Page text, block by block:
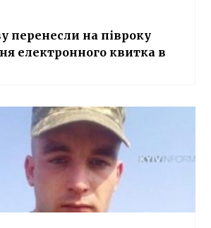
перенесли на півроку
електронного квитка в